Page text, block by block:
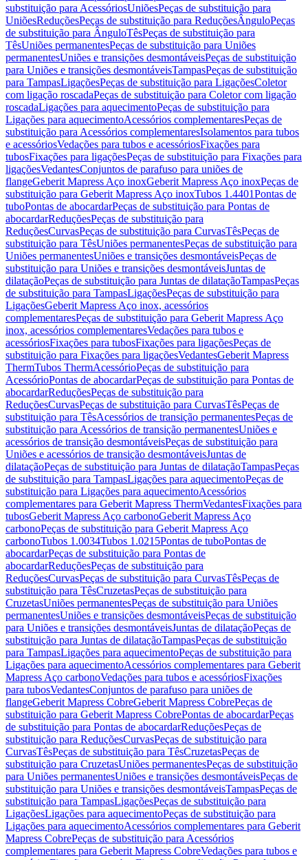
substituição para AcessóriosUniõesPeças de substituição para
UniõesReduçõesPeças de substituição para ReduçõesÂnguloPeças
de substituição para ÂnguloTêsPeças de substituição para
TêsUniões permanentesPeças de substituição para Uniões
permanentesUniões e transições desmontáveisPeças de substituição
para Uniões e transições desmontáveisTampasPeças de substituição
para TampasLigaçõesPeças de substituição para LigaçõesColetor
com ligação roscadaPeças de substituição para Coletor com ligação
roscadaLigações para aquecimentoPeças de substituição para
Ligações para aquecimentoAcessórios complementaresPeças de
substituição para Acessórios complementaresIsolamentos para tubos
e acessóriosVedações para tubos e acessóriosFixações para
tubosFixações para ligaçõesPeças de substituição para Fixações para
ligaçõesVedantesConjuntos de parafuso para uniões de
flangeGeberit Mapress Aço inoxGeberit Mapress Aço inoxPeças de
substituição para Geberit Mapress Aço inoxTubos 1.4401Pontas de
tuboPontas de abocardarPeças de substituição para Pontas de
abocardarReduçõesPeças de substituição para
ReduçõesCurvasPeças de substituição para CurvasTêsPeças de
substituição para TêsUniões permanentesPeças de substituição para
Uniões permanentesUniões e transições desmontáveisPeças de
substituição para Uniões e transições desmontáveisJuntas de
dilataçãoPeças de substituição para Juntas de dilataçãoTampasPeças
de substituição para TampasLigaçõesPeças de substituição para
LigaçõesGeberit Mapress Aço inox, acessórios
complementaresPeças de substituição para Geberit Mapress Aço
inox, acessórios complementaresVedações para tubos e
acessóriosFixações para tubosFixações para ligaçõesPeças de
substituição para Fixações para ligaçõesVedantesGeberit Mapress
ThermTubos ThermAcessórioPeças de substituição para
AcessórioPontas de abocardarPeças de substituição para Pontas de
abocardarReduçõesPeças de substituição para
ReduçõesCurvasPeças de substituição para CurvasTêsPeças de
substituição para TêsAcessórios de transição permanentesPeças de
substituição para Acessórios de transição permanentesUniões e
acessórios de transição desmontáveisPeças de substituição para
Uniões e acessórios de transição desmontáveisJuntas de
dilataçãoPeças de substituição para Juntas de dilataçãoTampasPeças
de substituição para TampasLigações para aquecimentoPeças de
substituição para Ligações para aquecimentoAcessórios
complementares para Geberit Mapress ThermVedantesFixações para
tubosGeberit Mapress Aço carbonoGeberit Mapress Aço
carbonoPeças de substituição para Geberit Mapress Aço
carbonoTubos 1.0034Tubos 1.0215Pontas de tuboPontas de
abocardarPeças de substituição para Pontas de
abocardarReduçõesPeças de substituição para
ReduçõesCurvasPeças de substituição para CurvasTêsPeças de
substituição para TêsCruzetasPeças de substituição para
CruzetasUniões permanentesPeças de substituição para Uniões
permanentesUniões e transições desmontáveisPeças de substituição
para Uniões e transições desmontáveisJuntas de dilataçãoPeças de
substituição para Juntas de dilataçãoTampasPeças de substituição
para TampasLigações para aquecimentoPeças de substituição para
Ligações para aquecimentoAcessórios complementares para Geberit
Mapress Aço carbonoVedações para tubos e acessóriosFixações
para tubosVedantesConjuntos de parafuso para uniões de
flangeGeberit Mapress CobreGeberit Mapress CobrePeças de
substituição para Geberit Mapress CobrePontas de abocardarPeças
de substituição para Pontas de abocardarReduçõesPeças de
substituição para ReduçõesCurvasPeças de substituição para
CurvasTêsPeças de substituição para TêsCruzetasPeças de
substituição para CruzetasUniões permanentesPeças de substituição
para Uniões permanentesUniões e transições desmontáveisPeças de
substituição para Uniões e transições desmontáveisTampasPeças de
substituição para TampasLigaçõesPeças de substituição para
LigaçõesLigações para aquecimentoPeças de substituição para
Ligações para aquecimentoAcessórios complementares para Geberit
Mapress CobrePeças de substituição para Acessórios
complementares para Geberit Mapress CobreVedações para tubos e